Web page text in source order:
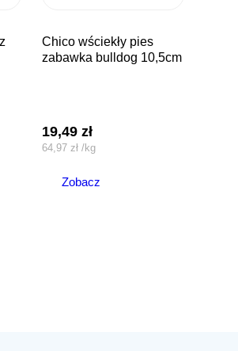
chico wściekły pies
zabawka bulldog 10,5cm
19,49zł
64,97zł /kg
Zobacz